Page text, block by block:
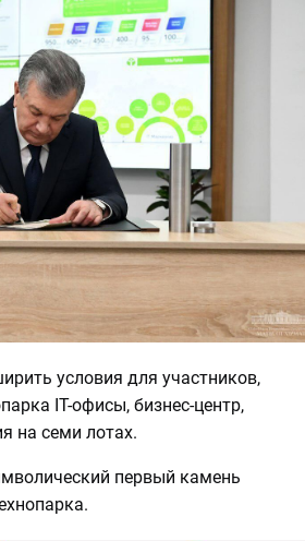
условия для участников,
IT-офисы, бизнес-центр,
на семи лотах.
первый камень